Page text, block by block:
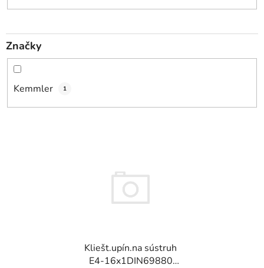
o
Značky
Kemmler 1
Kliešt.upín.na sústruh
E4-16x1DIN69880